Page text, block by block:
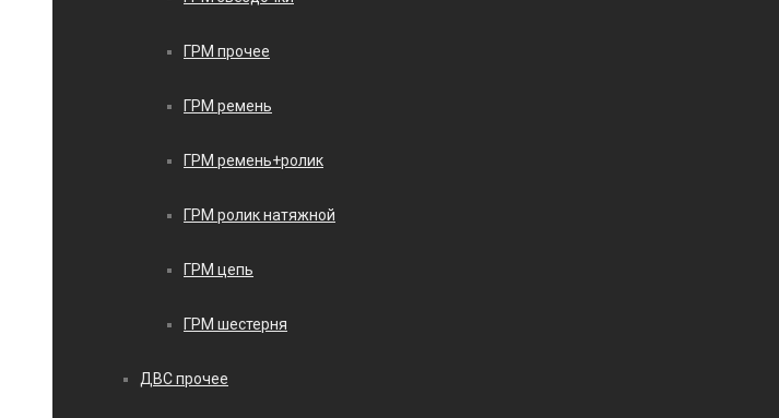
ГРМ прочее
ГРМ ремень
ГРМ ремень+ролик
ГРМ ролик натяжной
ГРМ цепь
ГРМ шестерня
ДВС прочее